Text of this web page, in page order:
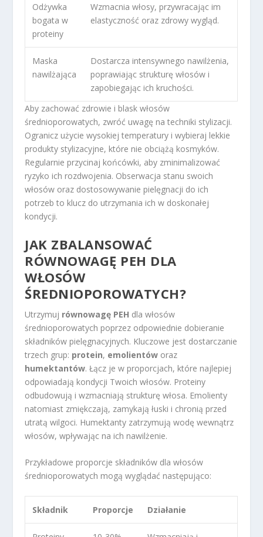
Odżywka
bogata w
proteiny
Wzmacnia włosy, przywracając im
elastyczność oraz zdrowy wygląd.
Maska
nawilżająca
Dostarcza intensywnego nawilżenia,
poprawiając strukturę włosów i
zapobiegając ich kruchości.
Aby zachować zdrowie i blask włosów
średnioporowatych, zwróć uwagę na techniki stylizacji.
Ogranicz użycie wysokiej temperatury i wybieraj lekkie
produkty stylizacyjne, które nie obciążą kosmyków.
Regularnie przycinaj końcówki, aby zminimalizować
ryzyko ich rozdwojenia. Obserwacja stanu swoich
włosów oraz dostosowywanie pielęgnacji do ich
potrzeb to klucz do utrzymania ich w doskonałej
kondycji.
JAK ZBALANSOWAĆ
RÓWNOWAGĘ PEH DLA
WŁOSÓW
ŚREDNIOPOROWATYCH?
Utrzymuj równowagę PEH dla włosów
średnioporowatych poprzez odpowiednie dobieranie
składników pielęgnacyjnych. Kluczowe jest dostarczanie
trzech grup: protein, emolientów oraz
humektantów. Łącz je w proporcjach, które najlepiej
odpowiadają kondycji Twoich włosów. Proteiny
odbudowują i wzmacniają strukturę włosa. Emolienty
natomiast zmiękczają, zamykają łuski i chronią przed
utratą wilgoci. Humektanty zatrzymują wodę wewnątrz
włosów, wpływając na ich nawilżenie.
Przykładowe proporcje składników dla włosów
średnioporowatych mogą wyglądać następująco:
Składnik Proporcje Działanie